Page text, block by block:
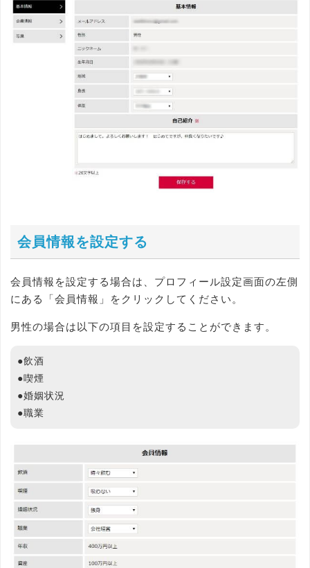
会員情報を設定する
会員情報を設定する場合は、プロフィール設定画面の左側
にある「会員情報」をクリックしてください。
男性の場合は以下の項目を設定することができます。
●飲酒
●喫煙
●婚姻状況
●職業